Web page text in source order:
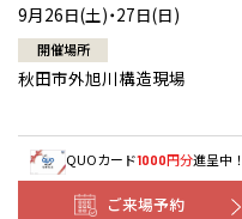
9月26日(土)・27日(日)
開催場所
秋田市外旭川構造現場
QUOカード1000円分進呈中！
ご来場予約